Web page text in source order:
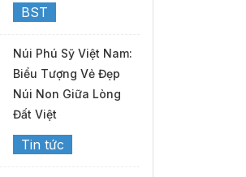
BST
Núi Phú Sỹ Việt Nam:
Biểu Tượng Vẻ Đẹp
Núi Non Giữa Lòng
Đất Việt
Tin tức